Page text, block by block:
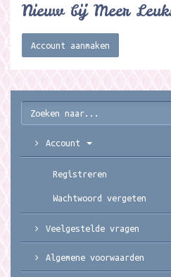
Nieuw bij Meer
Account aanmaken
Account
Registreren
Wachtwoord vergeten
Veelgestelde vragen
Algemene voorwaarden